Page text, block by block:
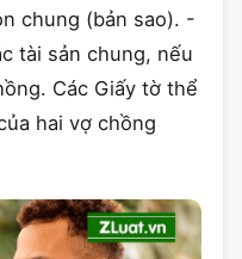
chung (bản sao). -
tài sản chung, nếu
Các Giấy tờ thể
hai vợ chồng